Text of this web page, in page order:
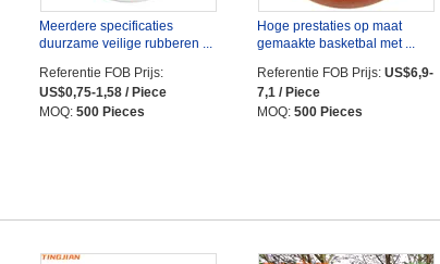
Meerdere specificaties
duurzame veilige rubberen ...
Referentie FOB Prijs:
US$0,75-1,58 / Piece
MOQ: 500 Pieces
Hoge prestaties op maat
gemaakte basketbal met ...
Referentie FOB Prijs: US$6,9-
7,1 / Piece
MOQ: 500 Pieces